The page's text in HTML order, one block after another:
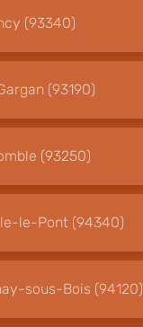
(93340)
(93190)
(93250)
le-Pont (94340)
sous-Bois (94120)